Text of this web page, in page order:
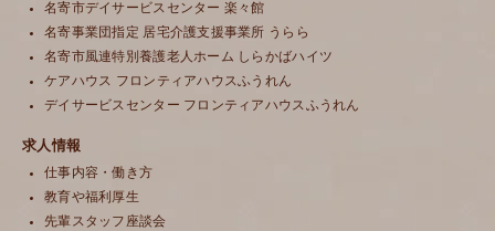
名寄市デイサービスセンター 楽々館
名寄事業団指定 居宅介護支援事業所 うらら
名寄市風連特別養護老人ホーム しらかばハイツ
ケアハウス フロンティアハウスふうれん
デイサービスセンター フロンティアハウスふうれん
求人情報
仕事内容・働き方
教育や福利厚生
先輩スタッフ座談会